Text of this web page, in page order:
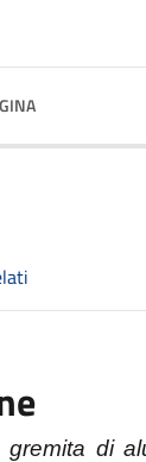
gremita di